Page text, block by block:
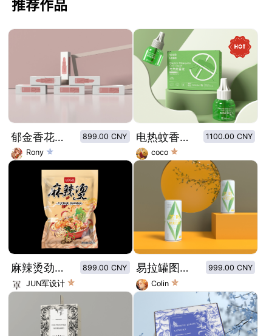
推荐作品
郁金香花系列口红外包装
899.00 CNY
Rony
电热蚊香液驱蚊产品包装设计
1100.00 CNY
coco
麻辣烫劲爽酱包
899.00 CNY
JUN军设计
易拉罐图形创意茶叶酵素饮料
999.00 CNY
Colin